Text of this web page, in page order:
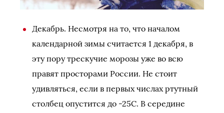
Декабрь. Несмотря на то, что началом
календарной зимы считается 1 декабря, в
эту пору трескучие морозы уже во всю
правят просторами России. Не стоит
удивляться, если в первых числах ртутный
столбец опустится до -25С. В середине